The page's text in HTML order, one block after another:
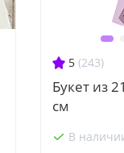
5 (243)
Букет из
см
В